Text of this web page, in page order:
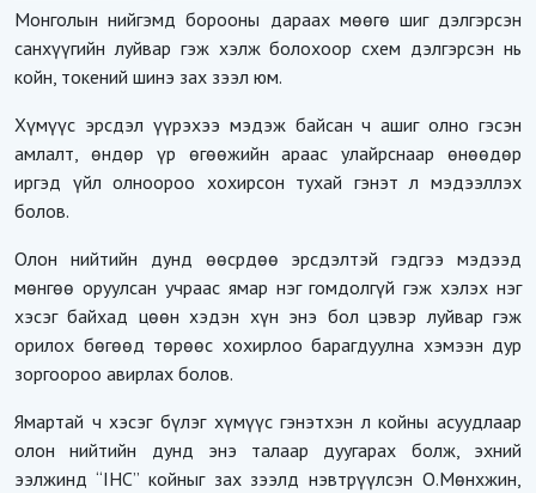
Монголын нийгэмд борооны дараах мөөгө шиг дэлгэрсэн
санхүүгийн луйвар гэж хэлж болохоор схем дэлгэрсэн нь
койн, токений шинэ зах зээл юм.
Хүмүүс эрсдэл үүрэхээ мэдэж байсан ч ашиг олно гэсэн
амлалт, өндөр үр өгөөжийн араас улайрснаар өнөөдөр
иргэд үйл олноороо хохирсон тухай гэнэт л мэдээллэх
болов.
Олон нийтийн дунд өөсрдөө эрсдэлтэй гэдгээ мэдээд
мөнгөө оруулсан учраас ямар нэг гомдолгүй гэж хэлэх нэг
хэсэг байхад цөөн хэдэн хүн энэ бол цэвэр луйвар гэж
орилох бөгөөд төрөөс хохирлоо барагдуулна хэмээн дур
зоргоороо авирлах болов.
Ямартай ч хэсэг бүлэг хүмүүс гэнэтхэн л койны асуудлаар
олон нийтийн дунд энэ талаар дуугарах болж, эхний
ээлжинд “IHC” койныг зах зээлд нэвтрүүлсэн О.Мөнхжин,